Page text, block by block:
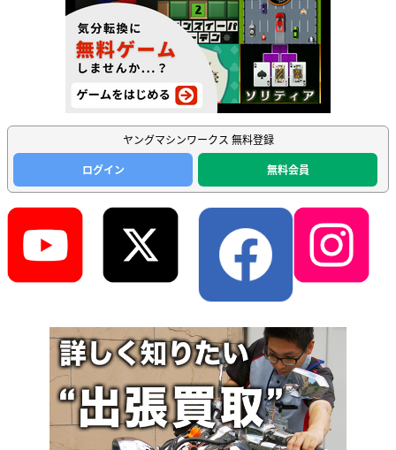
ヤングマシンワークス 無料登録
ログイン
無料会員